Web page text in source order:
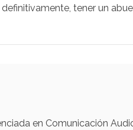
tener un
en Comunicación